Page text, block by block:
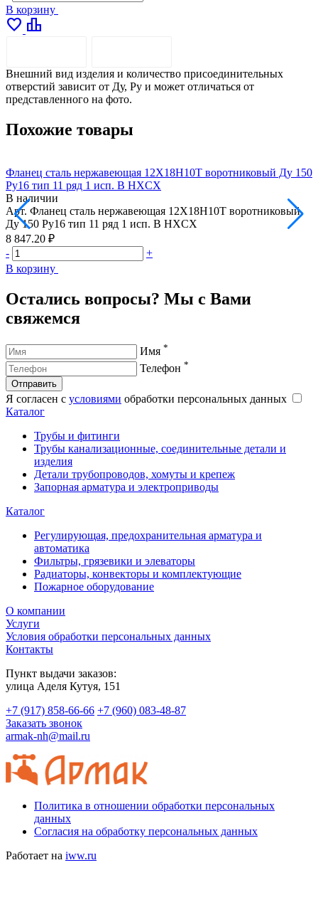
В корзину
favorite leaderboard
Внешний вид изделия и количество присоединительных
отверстий зависит от Ду, Ру и может отличаться от
представленного на фото.
Похожие товары
Фланец сталь нержавеющая 12Х18Н10Т воротниковый Ду 150
Ру16 тип 11 ряд 1 исп. B HXCX
В наличии
Арт. Фланец сталь нержавеющая 12Х18Н10Т воротниковый
Ду 150 Ру16 тип 11 ряд 1 исп. B HXCX
8 847.20 ₽
-
+
В корзину
Остались вопросы? Мы с Вами
свяжемся
Имя *
Телефон *
Отправить
Я согласен с условиями обработки персональных данных
Каталог
Трубы и фитинги
Трубы канализационные, соединительные детали и
изделия
Детали трубопроводов, хомуты и крепеж
Запорная арматура и электроприводы
Каталог
Регулирующая, предохранительная арматура и
автоматика
Фильтры, грязевики и элеваторы
Радиаторы, конвекторы и комплектующие
Пожарное оборудование
О компании
Услуги
Условия обработки персональных данных
Контакты
Пункт выдачи заказов:
​улица Аделя Кутуя, 151
+7 (917) 858-66-66 +7 (960) 083-48-87
Заказать звонок
armak-nh@mail.ru
Политика в отношении обработки персональных
данных
Согласия на обработку персональных данных
Работает на iww.ru